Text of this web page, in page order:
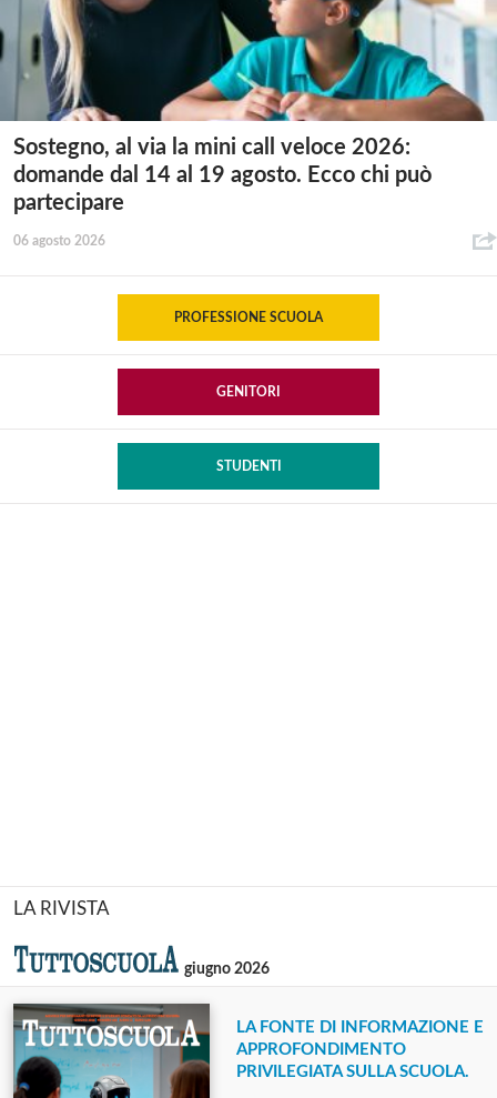
Sostegno, al via la mini call veloce 2026:
domande dal 14 al 19 agosto. Ecco chi può
partecipare
06 agosto 2026
PROFESSIONE SCUOLA
GENITORI
STUDENTI
LA RIVISTA
giugno 2026
LA FONTE DI INFORMAZIONE E
APPROFONDIMENTO
PRIVILEGIATA SULLA SCUOLA.